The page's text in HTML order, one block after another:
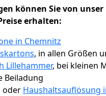
können Sie von
erhalten:
in Chemnitz
, in allen Größen
Lillehammer, bei kleinen
Beiladung
oder Haushaltsauflösung